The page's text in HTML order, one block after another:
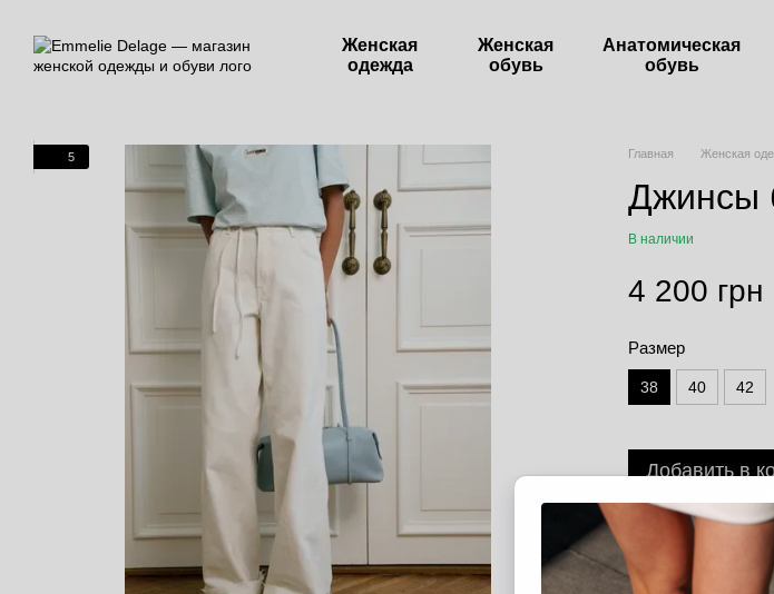
Женская
одежда
Женская
обувь
Анатомическая
обувь
5 Главная Женская
Джинсы
В наличии
4 200 грн
Размер
38 40 42
Добавить в
5 платежей по